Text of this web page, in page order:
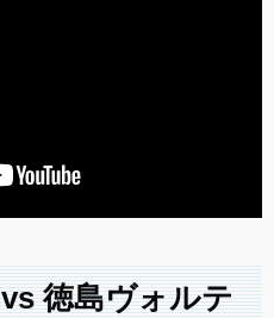
徳島ヴォルテ